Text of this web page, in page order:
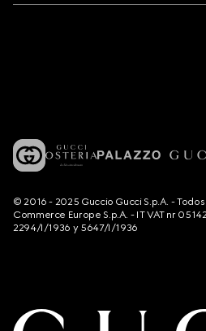
© 2016 - 2025 Guccio Gucci S.p.A. -
Commerce Europe S.p.A. - IT VAT nr
2294/I/1936 y 5647/I/1936